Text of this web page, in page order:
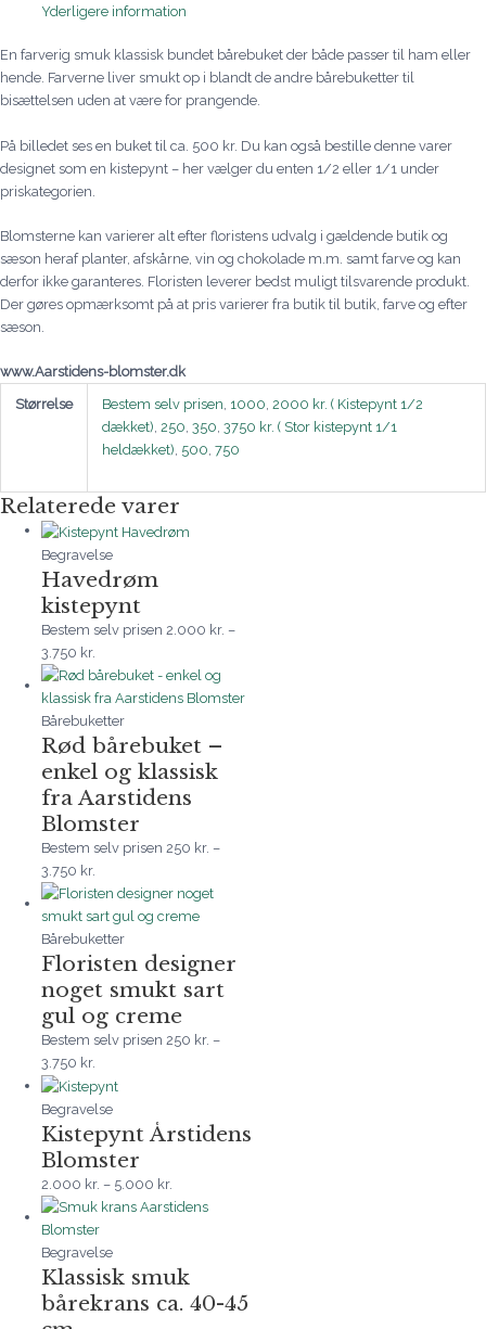
Yderligere information
En farverig smuk klassisk bundet bårebuket der både passer til ham eller
hende. Farverne liver smukt op i blandt de andre bårebuketter til
bisættelsen uden at være for prangende.
På billedet ses en buket til ca. 500 kr. Du kan også bestille denne varer
designet som en kistepynt – her vælger du enten 1/2 eller 1/1 under
priskategorien.
Blomsterne kan varierer alt efter floristens udvalg i gældende butik og
sæson heraf planter, afskårne, vin og chokolade m.m. samt farve og kan
derfor ikke garanteres. Floristen leverer bedst muligt tilsvarende produkt.
Der gøres opmærksomt på at pris varierer fra butik til butik, farve og efter
sæson.
www.Aarstidens-blomster.dk
Størrelse
Bestem selv prisen, 1000, 2000 kr. ( Kistepynt 1/2
dækket), 250, 350, 3750 kr. ( Stor kistepynt 1/1
heldækket), 500, 750
Relaterede varer
Begravelse
Havedrøm
kistepynt
Bestem selv prisen 2.000 kr. –
3.750 kr.
Bårebuketter
Rød bårebuket –
enkel og klassisk
fra Aarstidens
Blomster
Bestem selv prisen 250 kr. –
3.750 kr.
Bårebuketter
Floristen designer
noget smukt sart
gul og creme
Bestem selv prisen 250 kr. –
3.750 kr.
Begravelse
Kistepynt Årstidens
Blomster
2.000 kr. – 5.000 kr.
Begravelse
Klassisk smuk
bårekrans ca. 40-45